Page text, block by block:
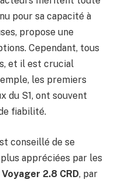
pour sa capacité à
propose une
Cependant, tous
et il est crucial
les premiers
du S1, ont souvent
fiabilité.
conseillé de se
appréciées par les
2.8 CRD, par